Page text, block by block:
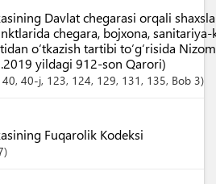
Davlat chegarasi orqali
chegara, bojxona,
o‘tkazish tartibi to‘g‘risida
yildagi 912-son Qarori)
40, 40-j, 123, 124, 129, 131 , 135, Bob 3
Fuqarolik Kodeksi